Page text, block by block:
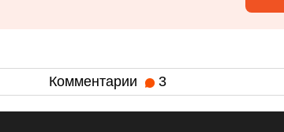
Комментарии 3